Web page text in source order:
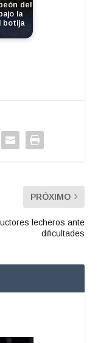
del
la
botija
PRÓXIMO
lecheros ante
dificultades